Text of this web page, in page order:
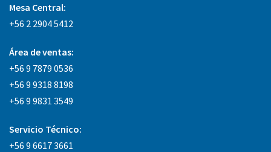
Mesa Central:
+56 2 2904 5412
Área de ventas:
+56 9 7879 0536
+56 9 9318 8198
+56 9 9831 3549
Servicio Técnico:
+56 9 6617 3661